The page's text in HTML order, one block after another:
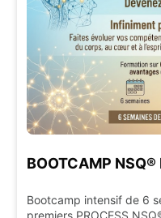
BOOTCAMP NSQ®
Bootcamp intensif de 6
premiers PROCESS